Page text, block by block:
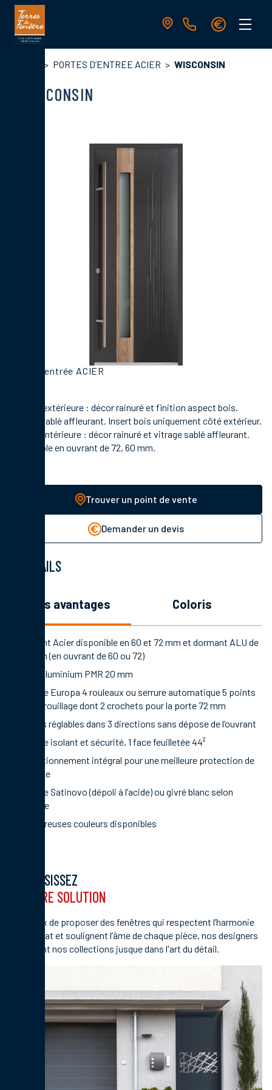
Aller
contenu
principale
PORTES D’ENTREE ACIER WISCONSIN
WISCONSIN
Porte d'entrée ACIER
En face extérieure : décor rainuré et finition aspect bois.
Vitrage sablé affleurant. Insert bois uniquement côté extérieur.
En face intérieure : décor rainuré et vitrage sablé affleurant.
Disponible en ouvrant de 72, 60 mm.
Trouver un point de vente
Demander un devis
DÉTAILS
les avantages coloris
Ouvrant Acier disponible en 60 et 72 mm et dormant ALU de
70 mm (en ouvrant de 60 ou 72)
Seuil aluminium PMR 20 mm
Serrure Europa 4 rouleaux ou serrure automatique 5 points
de verrouillage dont 2 crochets pour la porte 72 mm
Fiches réglables dans 3 directions sans dépose de l’ouvrant
Vitrage isolant et sécurité, 1 face feuilletée 44²
Conditionnement intégral pour une meilleure protection de
la porte
Vitrage Satinovo (dépoli à l’acide) ou givré blanc selon
modèle
Nombreuses couleurs disponibles
CHOISISSEZ
VOTRE SOLUTION
Soucieux de proposer des fenêtres qui respectent l’harmonie
de l’habitat et soulignent l’âme de chaque pièce, nos designers
travaillent nos collections jusque dans l'art du détail.